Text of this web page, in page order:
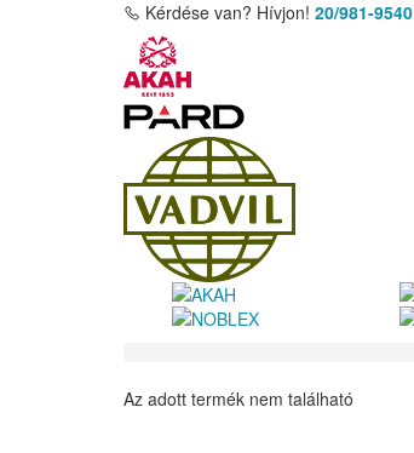
Kérdése van? Hívjon! 20/981-9540
Az adott termék nem található